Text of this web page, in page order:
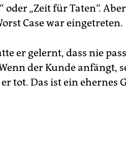
„Zeit für Taten“.
Case war eingetreten.
er gelernt, dass nie
der Kunde anfängt,
tot. Das ist ein ehernes